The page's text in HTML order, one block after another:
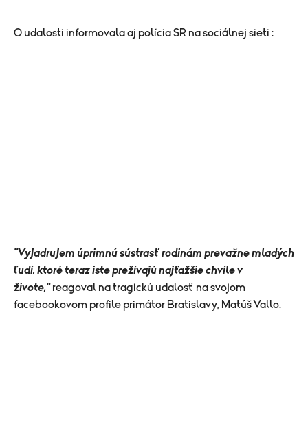
​O udalosti informovala aj polícia SR na sociálnej sieti :
"Vyjadrujem úprimnú sústrasť rodinám prevažne mladých
ľudí, ktoré teraz iste prežívajú najťažšie chvíle v
živote," reagoval na tragickú udalosť na svojom
facebookovom profile primátor Bratislavy, Matúš Vallo.